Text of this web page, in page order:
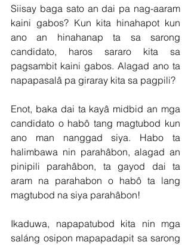
Siisay baga sato an dai pa nag-aaram
kaini gabos? Kun kita hinahapot kun
ano an hinahanap ta sa sarong
candidato, haros sararo kita sa
pagsambit kaini gabos. Alagad ano ta
napapasalâ pa giraray kita sa pagpili?
Enot, baka dai ta kayâ midbid an mga
candidato o habô tang magtubod kun
ano man nanggad siya. Habo ta
halimbawa nin parahâbon, alagad an
pinipili parahâbon, ta gayod dai ta
aram na parahabon o habô ta lang
magtubod na siya parahâbon!
Ikaduwa, napapatubod kita nin mga
saláng osipon mapapadapit sa sarong